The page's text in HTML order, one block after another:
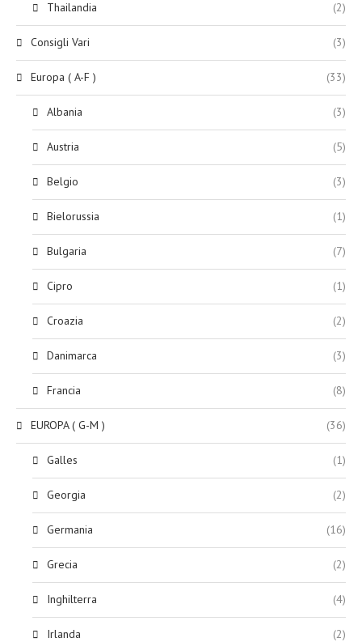
Thailandia (2)
Consigli Vari (3)
Europa ( A-F ) (33)
Albania (3)
Austria (5)
Belgio (3)
Bielorussia (1)
Bulgaria (7)
Cipro (1)
Croazia (2)
Danimarca (3)
Francia (8)
EUROPA ( G-M ) (36)
Galles (1)
Georgia (2)
Germania (16)
Grecia (2)
Inghilterra (4)
Irlanda (2)